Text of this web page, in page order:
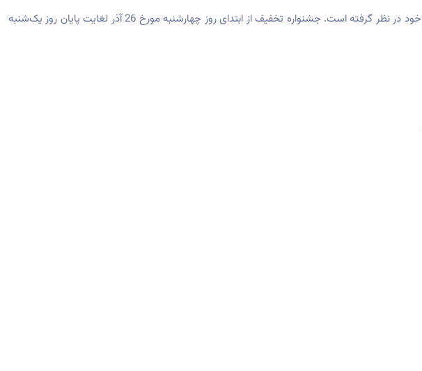
به مناسبت این رسم کهن ایرانیان، ویونا هاست همانند سال‌های گذشته تخفیف شب یلدا برای تمام مشتریان جدید و قدیمی خود در نظر گرفته است. جشنواره تخفیف از ابتدای روز چهارشنبه مورخ 26 آذر لغایت پایان روز یک‌شنبه